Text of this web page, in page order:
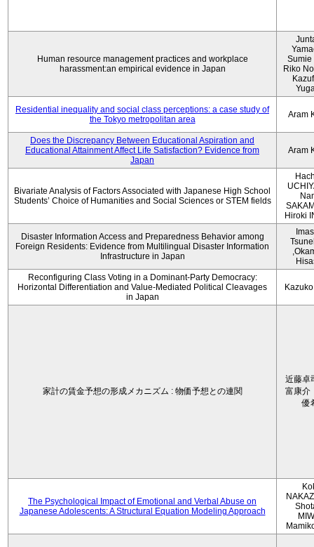
Human resource management practices and workplace
harassment:an empirical evidence in Japan
Sumie
Riko
Residential inequality and social class perceptions: a case study of
the Tokyo metropolitan area
Aram
Does the Discrepancy Between Educational Aspiration and
Educational Attainment Affect Life Satisfaction? Evidence from
Japan
Aram
Bivariate Analysis of Factors Associated with Japanese High School
Students’ Choice of Humanities and Social Sciences or STEM fields
Hiroki
Disaster Information Access and Preparedness Behavior among
Foreign Residents: Evidence from Multilingual Disaster Information
Infrastructure in Japan
Reconfiguring Class Voting in a Dominant-Party Democracy:
Horizontal Differentiation and Value-Mediated Political Cleavages
in Japan
家計の賃金予想の形成メカニズム : 物価予想との連関
近藤卓
富康介
優
The Psychological Impact of Emotional and Verbal Abuse on
Japanese Adolescents: A Structural Equation Modeling Approach